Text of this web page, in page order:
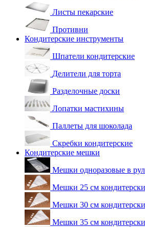
Листы пекарские
Противни
Кондитерские инструменты
Шпатели кондитерские
Делители для торта
Разделочные доски
Лопатки мастихины
Паллеты для шоколада
Скребки кондитерские
Кондитерские мешки
Мешки одноразовые в
Мешки 25 см
Мешки 30 см
Мешки 35 см